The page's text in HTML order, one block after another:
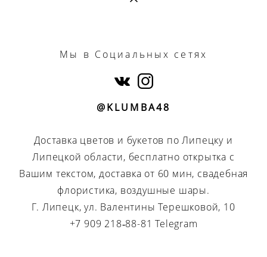
Мы в Социальных сетях
@KLUMBA48
Доставка цветов и букетов по Липецку и
Липецкой области, бесплатно открытка с
Вашим текстом, доставка от 60 мин, свадебная
флористика, воздушные шары.
Г. Липецк, ул. Валентины Терешковой, 10
+7 909 218‑88-81 Telegram